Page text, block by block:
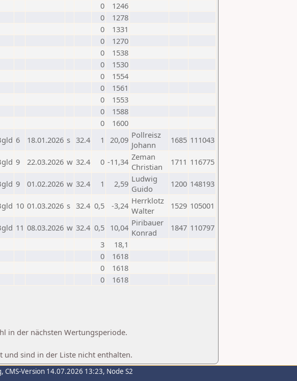
0
1246
0
1278
0
1331
0
1270
0
1538
0
1530
0
1554
0
1561
0
1553
0
1588
0
1600
6 18.01.2026 s 32.4 1 20,09 Pollreisz
Johann
1685 111043
9 22.03.2026 w 32.4 0 -11,34 Zeman
Christian
1711 116775
9 01.02.2026 w 32.4 1 2,59 Ludwig
Guido
1200 148193
10 01.03.2026 s 32.4 0,5 -3,24 Herrklotz
Walter
1529 105001
11 08.03.2026 w 32.4 0,5 10,04 Piribauer
Konrad
1847 110797
3
18,1
0
1618
0
1618
0
1618
in der nächsten Wertungsperiode.
sind in der Liste nicht enthalten.
, CMS-Version 14.07.2026 13:23, Node S2